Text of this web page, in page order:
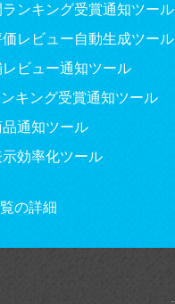
ンキング受賞通知ツール
レビュー自動生成ツール
ビュー通知ツール
キング受賞通知ツール
通知ツール
示効率化ツール
の詳細